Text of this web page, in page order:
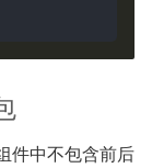
件中不包含前后